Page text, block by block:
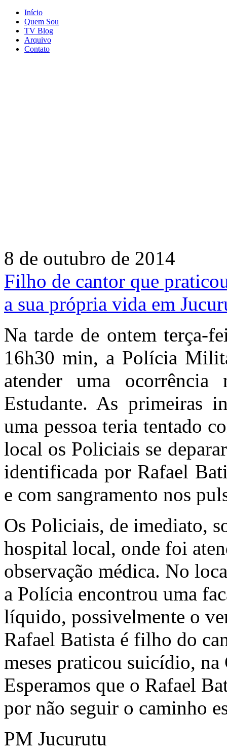
Início
Quem Sou
TV Blog
Arquivo
Contato
8 de outubro de 2014
Filho de cantor que
a sua própria vida em
Na tarde de ontem terça-
16h30 min, a Polícia
atender uma
Estudante. As primeiras
uma pessoa teria tentado
local os Policiais se
identificada por Rafael
e com sangramento nos
Os Policiais, de imediato,
hospital local, onde foi
observação médica. No
a Polícia encontrou uma
líquido, possivelmente o
Rafael Batista é filho do
meses praticou suicídio, na
Esperamos que o Rafael
por não seguir o caminho
PM Jucurutu